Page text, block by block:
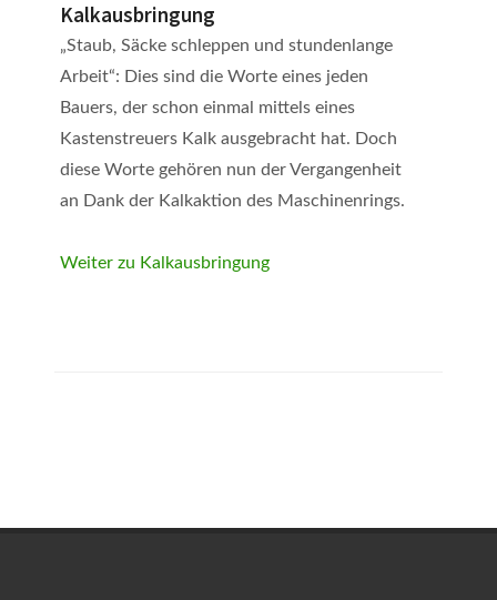
Kalkausbringung
„Staub, Säcke schleppen und stundenlange
Arbeit“: Dies sind die Worte eines jeden
Bauers, der schon einmal mittels eines
Kastenstreuers Kalk ausgebracht hat. Doch
diese Worte gehören nun der Vergangenheit
an Dank der Kalkaktion des Maschinenrings.
Weiter zu Kalkausbringung